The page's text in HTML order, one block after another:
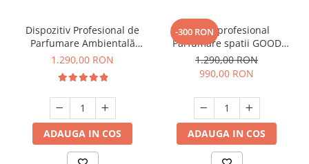
Dispozitiv Profesional de
Parfumare Ambientală
GOOD SCENT Column 1200
1.290,00 RON
ADAUGA IN COS
-300 RON
Aparat profesional
Parfumare spatii GOOD
SCENT Contour 2000,
culoare alba
1.290,00 RON
990,00 RON
ADAUGA IN COS